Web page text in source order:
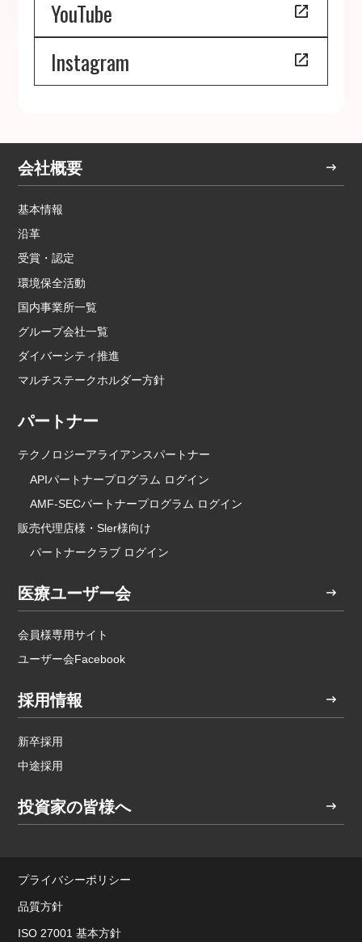
YouTube
Instagram
会社概要
基本情報
沿革
受賞・認定
環境保全活動
国内事業所一覧
グループ会社一覧
ダイバーシティ推進
マルチステークホルダー方針
パートナー
テクノロジーアライアンスパートナー
APIパートナープログラム ログイン
AMF-SECパートナープログラム ログイン
販売代理店様・Sler様向け
パートナークラブ ログイン
医療ユーザー会
会員様専用サイト
ユーザー会Facebook
採用情報
新卒採用
中途採用
投資家の皆様へ
プライバシーポリシー
品質方針
ISO 27001 基本方針